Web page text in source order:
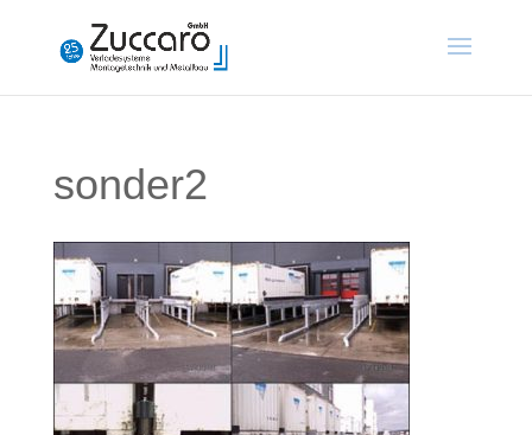
sonder2